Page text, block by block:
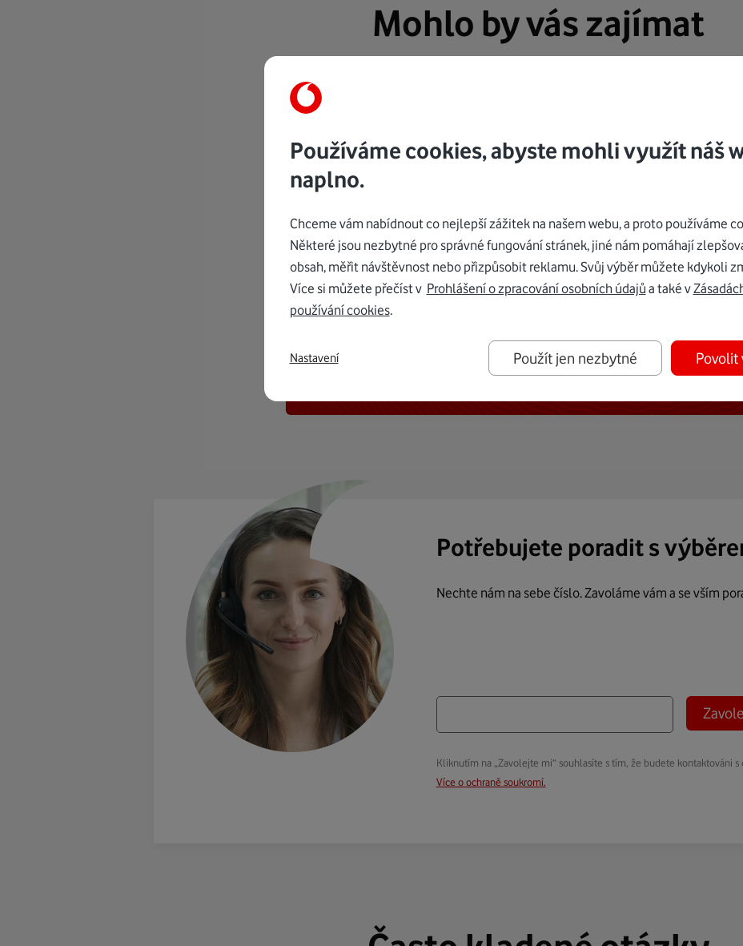
Mohlo by vás zajímat
K internetu vám dáme Vodafone TV již
od 150 Kč měsíčně
Potřebujete poradit s
Nechte nám na sebe číslo. Zavoláme vám a se vším
Kliknutím na „Zavolejte mi“ souhlasíte s tím, že budete kontaktováni s
Více o ochraně soukromí.
Používáme cookies, abyste mohli využít náš
naplno.
Chceme vám nabídnout co nejlepší zážitek na našem webu, a proto používáme
Některé jsou nezbytné pro správné fungování stránek, jiné nám pomáhají
obsah, měřit návštěvnost nebo přizpůsobit reklamu. Svůj výběr můžete kdykoli
Více si můžete přečíst v Prohlášení o zpracování osobních údajů a také v
používání cookies.
Použít jen nezbytné Povolit
Nastavení